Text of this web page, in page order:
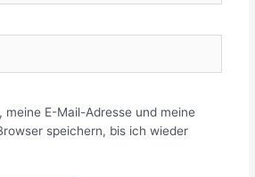
meine E-Mail-Adresse und meine
speichern, bis ich wieder